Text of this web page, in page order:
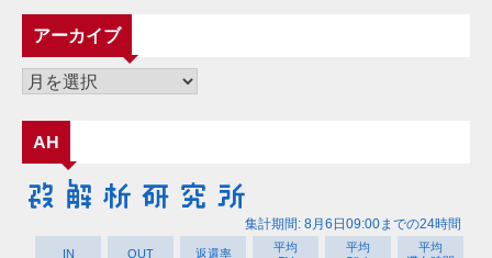
ゴ
リ
ー
アーカイブ
ア
カ
イ
ブ
AH